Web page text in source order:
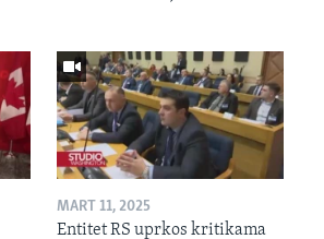
MART 11, 2025
Entitet RS uprkos kritikama